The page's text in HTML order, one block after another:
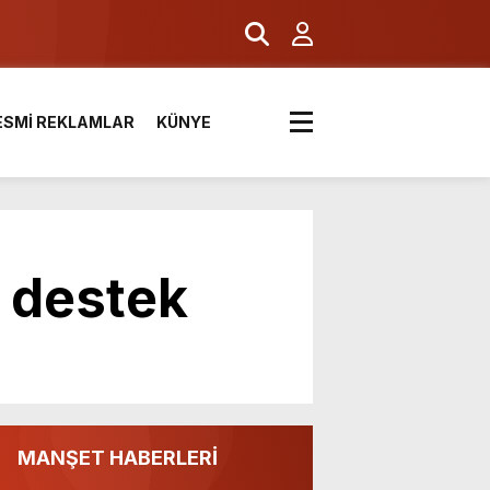
REKLAMLAR KÜNYE
destek
MANŞET HABERLERİ